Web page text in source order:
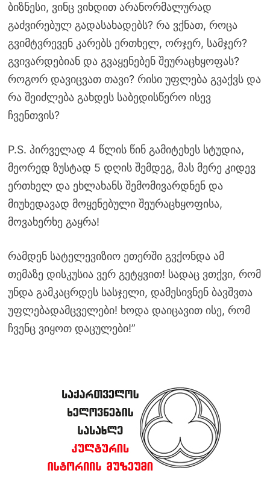
ბიზნესი, ვინც ვიხდით არანორმალურად
გაძვირებულ გადასახადებს? რა ვქნათ, როცა
გვიმტვრევენ კარებს ერთხელ, ორჯერ, სამჯერ?
გვივარდებიან და გვაყენებენ შეურაცხყოფას?
როგორ დავიცვათ თავი? რისი უფლება გვაქვს და
რა შეიძლება გახდეს საბედისწერო ისევ
ჩვენთვის?
P.S. პირველად 4 წლის წინ გამიტეხეს სტუდია,
მეორედ ზუსტად 5 დღის შემდეგ, მას მერე კიდევ
ერთხელ და ეხლახანს შემომივარდნენ და
მიუხედავად მოყენებული შეურაცხყოფისა,
მოვახერხე გაყრა!
რამდენ სატელევიზიო ეთერში გვქონდა ამ
თემაზე დისკუსია ვერ გეტყვით! სადაც ვთქვი, რომ
უნდა გამკაცრდეს სასჯელი, დამესივნენ ბავშვთა
უფლებადამცველები! ხოდა დაიცავით ისე, რომ
ჩვენც ვიყოთ დაცულები!”